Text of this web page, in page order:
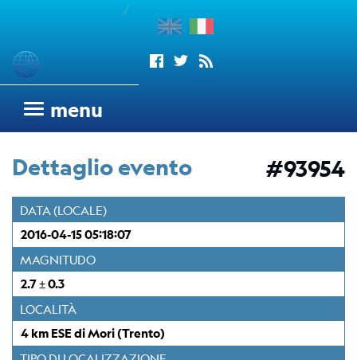
/
menu
Sismogrammi
sismometrica
OGS
Rete
Sismometrica
Italo-
Argentina
dell'OGS
Wood
Anderson
Trieste
Dettaglio evento #93954
DATA (LOCALE)
2016-04-15 05:18:07
MAGNITUDO
2.7 ± 0.3
LOCALITÀ
4 km ESE di Mori (Trento)